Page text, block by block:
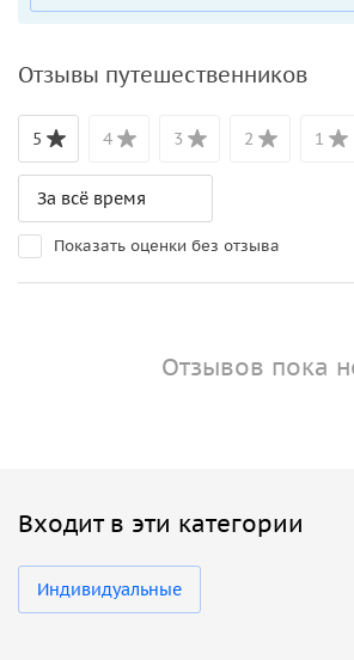
Отзывы путешественников
5 4 3 2 1
Показать оценки без отзыва
Отзывов пока
Входит в эти категории
Индивидуальные